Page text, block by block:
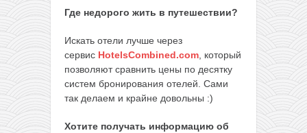
Где недорого жить в путешествии?
Искать отели лучше через
сервис HotelsCombined.com , который
позволяют сравнить цены по десятку
систем бронирования отелей. Сами
так делаем и крайне довольны :)
Хотите получать информацию об